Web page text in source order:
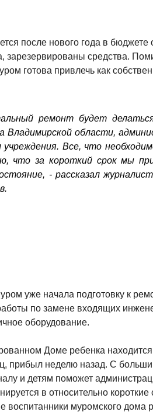
после нового года в бюджете
зарезервированы средства.
готова привлечь как
ремонт будет
Владимирской области,
учреждения. Все, что
что за короткий срок мы
- рассказал
уже начала подготовку к
по замене входящих
оборудование.
Доме ребенка
прибыл неделю назад. С
и детям поможет
в относительно
воспитанники муромского дома